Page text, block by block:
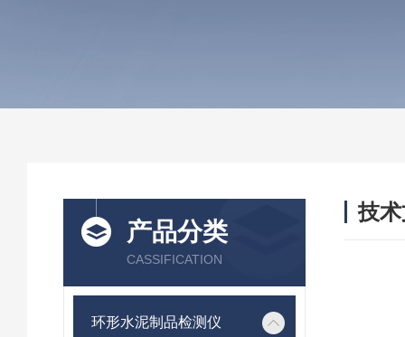
产品分类
CASSIFICATION
环形水泥制品检测仪
技